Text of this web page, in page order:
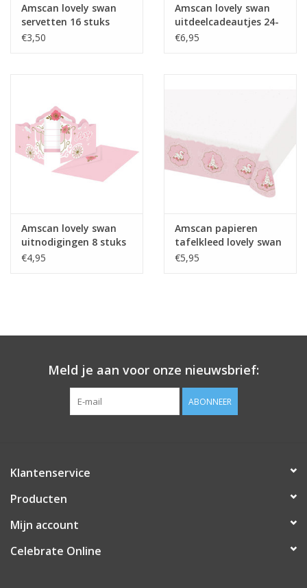
Amscan lovely swan
servetten 16 stuks
€3,50
Amscan lovely swan
uitdeelcadeautjes 24-
delig
€6,95
Amscan lovely swan
uitnodigingen 8 stuks
€4,95
Amscan papieren
tafelkleed lovely swan
120 x 180 cm
€5,95
Meld je aan voor onze nieuwsbrief:
ABONNEER
Klantenservice
Producten
Mijn account
Celebrate Online